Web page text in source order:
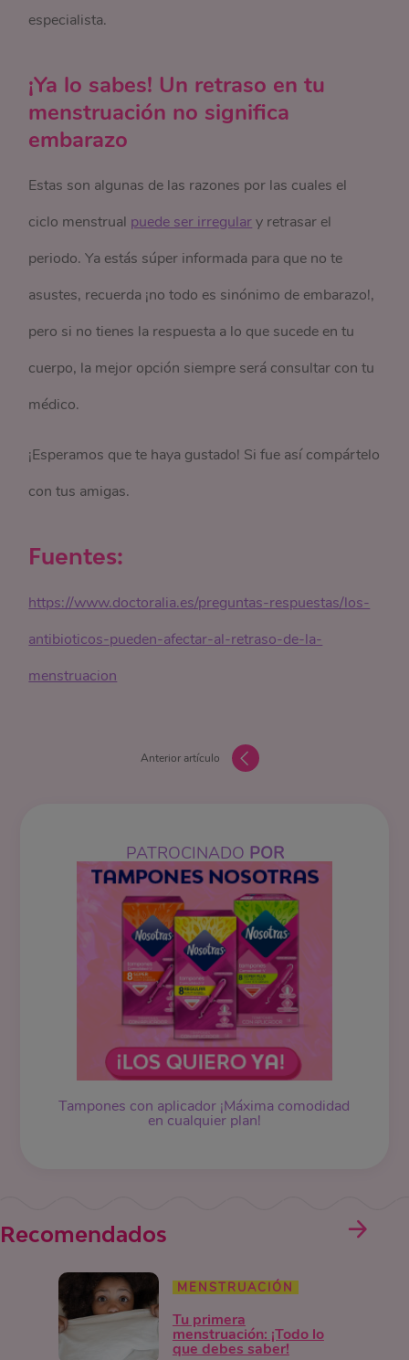
especialista.
¡Ya lo sabes! Un retraso en tu
menstruación no significa
embarazo
Estas son algunas de las razones por las cuales el
ciclo menstrual puede ser irregulary retrasar el
periodo. Ya estás súper informada para que no te
asustes, recuerda ¡no todo es sinónimo de embarazo!,
pero si no tienes la respuesta a lo que sucede en tu
cuerpo, la mejor opción siempre será consultar con tu
médico.
¡Esperamos que te haya gustado! Si fue así compártelo
con tus amigas.
Fuentes:
https://www.doctoralia.es/preguntas-respuestas/los-
antibioticos-pueden-afectar-al-retraso-de-la-
menstruacion
Anterior artículo
PATROCINADO POR
Tampones con aplicador ¡Máxima comodidad
en cualquier plan!
Recomendados
MENSTRUACIÓN
Tu primera
menstruación: ¡Todo lo
que debes saber!